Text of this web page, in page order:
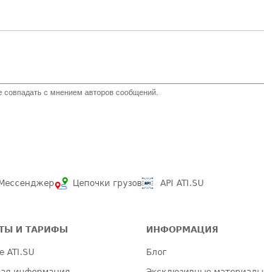
с мнением авторов сообщений.
Цепочки грузов API ATI.SU
И ТАРИФЫ
ATI.SU
ИНФОРМАЦИЯ
Блог